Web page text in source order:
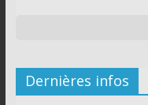
Dernières infos